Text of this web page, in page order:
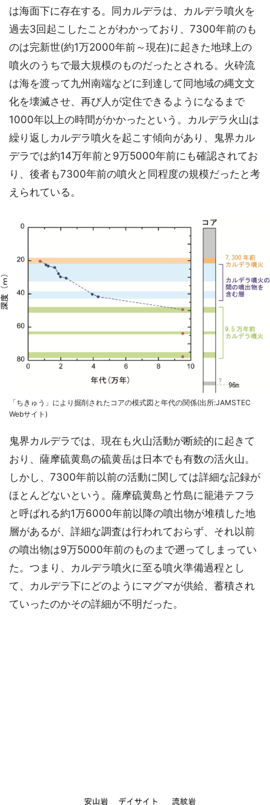
は海面下に存在する。同カルデラは、カルデラ噴火を
過去3回起こしたことがわかっており、7300年前のも
のは完新世(約1万2000年前～現在)に起きた地球上の
噴火のうちで最大規模のものだったとされる。火砕流
は海を渡って九州南端などに到達して同地域の縄文文
化を壊滅させ、再び人が定住できるようになるまで
1000年以上の時間がかかったという。カルデラ火山は
繰り返しカルデラ噴火を起こす傾向があり、鬼界カル
デラでは約14万年前と9万5000年前にも確認されてお
り、後者も7300年前の噴火と同程度の規模だったと考
えられている。
「ちきゅう」により掘削されたコアの模式図と年代の関係(出所:JAMSTEC
Webサイト)
鬼界カルデラでは、現在も火山活動が断続的に起きて
おり、薩摩硫黄島の硫黄岳は日本でも有数の活火山。
しかし、7300年前以前の活動に関しては詳細な記録が
ほとんどないという。薩摩硫黄島と竹島に籠港テフラ
と呼ばれる約1万6000年前以降の噴出物が堆積した地
層があるが、詳細な調査は行われておらず、それ以前
の噴出物は9万5000年前のものまで遡ってしまってい
た。つまり、カルデラ噴火に至る噴火準備過程とし
て、カルデラ下にどのようにマグマが供給、蓄積され
ていったのかその詳細が不明だった。